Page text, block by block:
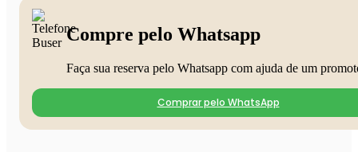
Compre pelo Whatsapp
Faça sua reserva pelo Whatsapp com ajuda de um
Comprar pelo WhatsApp